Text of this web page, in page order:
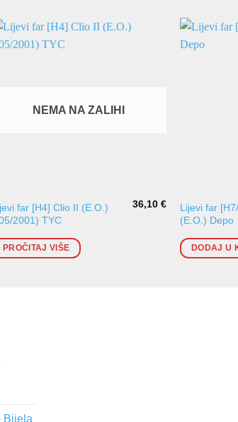
NEMA NA ZALIHI
far [H4] Clio II (E.O.)
2001) TYC
36,10 €
PROČITAJ VIŠE
Lijevi far
(E.O.) Depo
DODAJ U
Bijela